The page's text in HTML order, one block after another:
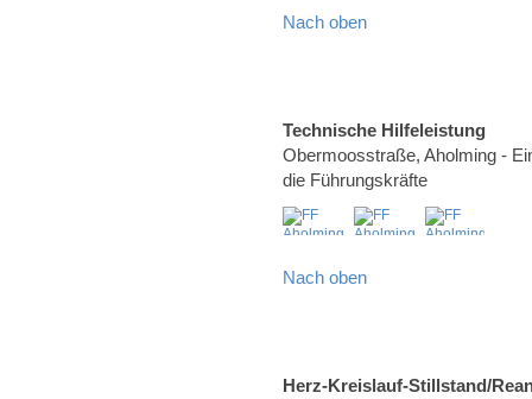
Nach oben
Technische Hilfeleistung
Obermoosstraße, Aholming -
die Führungskräfte
Nach oben
Herz-Kreislauf-Stillstand/